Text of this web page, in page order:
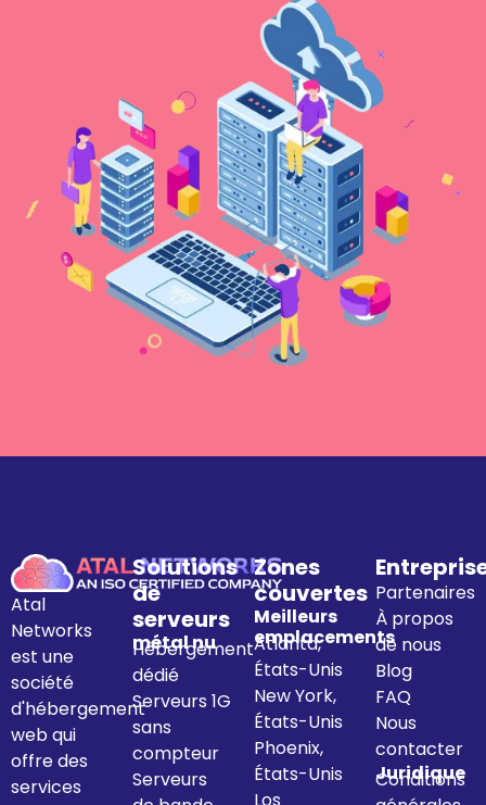
Atal
Networks
est une
société
d'hébergement
web qui
offre des
services
Solutions
de
serveurs
métal nu
Hébergement
dédié
Serveurs 1G
sans
compteur
Serveurs
Zones
couvertes
Meilleurs
emplacements
Atlanta,
États-Unis
New York,
États-Unis
Phoenix,
États-Unis
Partenaires
À propos
de nous
Blog
FAQ
Nous
contacter
Juridique
Conditions